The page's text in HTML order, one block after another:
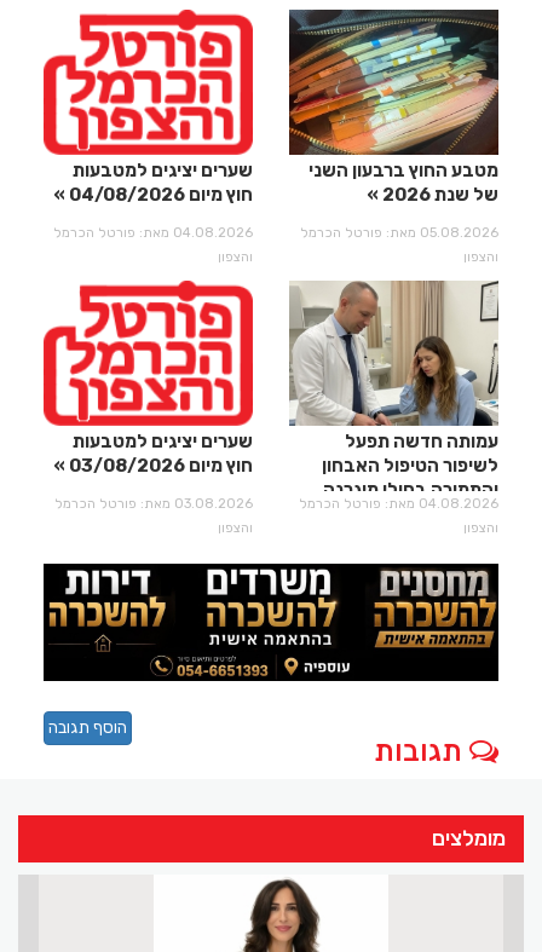
מטבע החוץ ברבעון השני
של שנת 2026
05.08.2026 מאת: פורטל הכרמל
והצפון
שערים יציגים למטבעות
חוץ מיום 04/08/2026
04.08.2026 מאת: פורטל הכרמל
והצפון
עמותה חדשה תפעל
לשיפור הטיפול האבחון
והתמיכה בחולי מיגרנה
וכאבי ראש04.08.2026 מאת: פורטל הכרמל
והצפון
שערים יציגים למטבעות
חוץ מיום 03/08/2026
03.08.2026 מאת: פורטל הכרמל
והצפון
תגובות
הוסף תגובה
מומלצים